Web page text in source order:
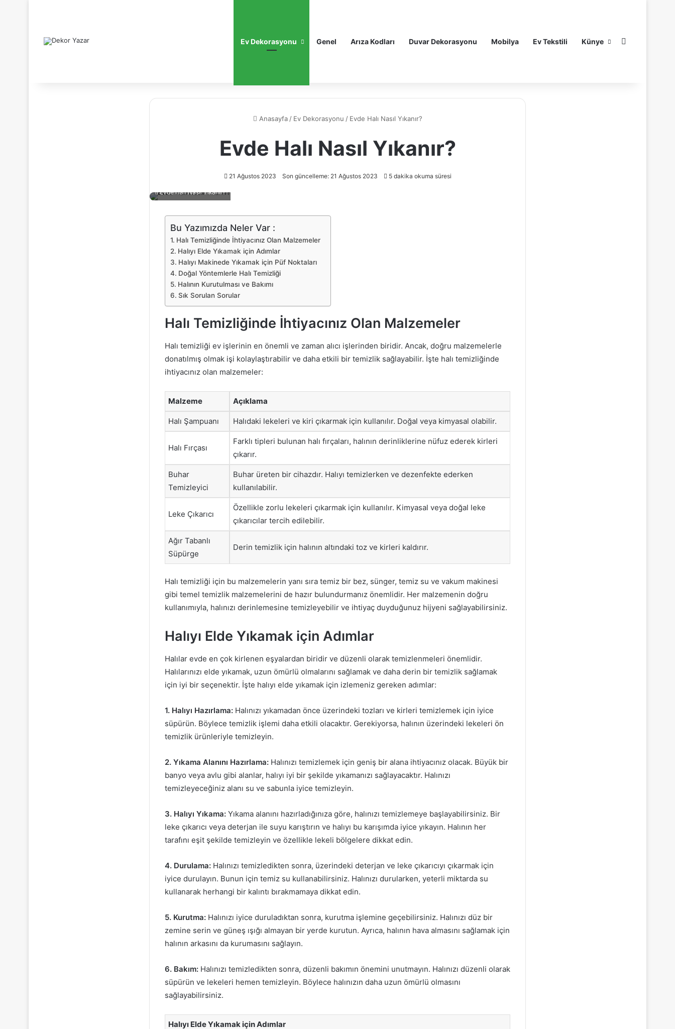
Ev Dekorasyonu Genel Arıza Kodları Duvar Dekorasyonu Mobilya Ev Tekstili Künye
Anasayfa / Ev Dekorasyonu / Evde Halı Nasıl Yıkanır?
Evde Halı Nasıl Yıkanır?
21 Ağustos 2023 Son güncelleme: 21 Ağustos 2023 5 dakika okuma süresi
Evde Halı Nasıl Yıkanır?
Bu Yazımızda Neler Var :
Halı Temizliğinde İhtiyacınız Olan Malzemeler
Halıyı Elde Yıkamak için Adımlar
Halıyı Makinede Yıkamak için Püf Noktaları
Doğal Yöntemlerle Halı Temizliği
Halının Kurutulması ve Bakımı
Sık Sorulan Sorular
Halı Temizliğinde İhtiyacınız Olan Malzemeler
Halı temizliği ev işlerinin en önemli ve zaman alıcı işlerinden biridir. Ancak, doğru malzemelerle
donatılmış olmak işi kolaylaştırabilir ve daha etkili bir temizlik sağlayabilir. İşte halı temizliğinde
ihtiyacınız olan malzemeler:
Malzeme Açıklama
Halı Şampuanı Halıdaki lekeleri ve kiri çıkarmak için kullanılır. Doğal veya kimyasal olabilir.
Halı Fırçası
Farklı tipleri bulunan halı fırçaları, halının derinliklerine nüfuz ederek kirleri
çıkarır.
Buhar
Temizleyici
Buhar üreten bir cihazdır. Halıyı temizlerken ve dezenfekte ederken
kullanılabilir.
Leke Çıkarıcı
Özellikle zorlu lekeleri çıkarmak için kullanılır. Kimyasal veya doğal leke
çıkarıcılar tercih edilebilir.
Ağır Tabanlı
Süpürge
Derin temizlik için halının altındaki toz ve kirleri kaldırır.
Halı temizliği için bu malzemelerin yanı sıra temiz bir bez, sünger, temiz su ve vakum makinesi
gibi temel temizlik malzemelerini de hazır bulundurmanız önemlidir. Her malzemenin doğru
kullanımıyla, halınızı derinlemesine temizleyebilir ve ihtiyaç duyduğunuz hijyeni sağlayabilirsiniz.
Halıyı Elde Yıkamak için Adımlar
Halılar evde en çok kirlenen eşyalardan biridir ve düzenli olarak temizlenmeleri önemlidir.
Halılarınızı elde yıkamak, uzun ömürlü olmalarını sağlamak ve daha derin bir temizlik sağlamak
için iyi bir seçenektir. İşte halıyı elde yıkamak için izlemeniz gereken adımlar:
1. Halıyı Hazırlama: Halınızı yıkamadan önce üzerindeki tozları ve kirleri temizlemek için iyice
süpürün. Böylece temizlik işlemi daha etkili olacaktır. Gerekiyorsa, halının üzerindeki lekeleri ön
temizlik ürünleriyle temizleyin.
2. Yıkama Alanını Hazırlama: Halınızı temizlemek için geniş bir alana ihtiyacınız olacak. Büyük bir
banyo veya avlu gibi alanlar, halıyı iyi bir şekilde yıkamanızı sağlayacaktır. Halınızı
temizleyeceğiniz alanı su ve sabunla iyice temizleyin.
3. Halıyı Yıkama: Yıkama alanını hazırladığınıza göre, halınızı temizlemeye başlayabilirsiniz. Bir
leke çıkarıcı veya deterjan ile suyu karıştırın ve halıyı bu karışımda iyice yıkayın. Halının her
tarafını eşit şekilde temizleyin ve özellikle lekeli bölgelere dikkat edin.
4. Durulama: Halınızı temizledikten sonra, üzerindeki deterjan ve leke çıkarıcıyı çıkarmak için
iyice durulayın. Bunun için temiz su kullanabilirsiniz. Halınızı durularken, yeterli miktarda su
kullanarak herhangi bir kalıntı bırakmamaya dikkat edin.
5. Kurutma: Halınızı iyice duruladıktan sonra, kurutma işlemine geçebilirsiniz. Halınızı düz bir
zemine serin ve güneş ışığı almayan bir yerde kurutun. Ayrıca, halının hava almasını sağlamak için
halının arkasını da kurumasını sağlayın.
6. Bakım: Halınızı temizledikten sonra, düzenli bakımın önemini unutmayın. Halınızı düzenli olarak
süpürün ve lekeleri hemen temizleyin. Böylece halınızın daha uzun ömürlü olmasını
sağlayabilirsiniz.
Halıyı Elde Yıkamak için Adımlar